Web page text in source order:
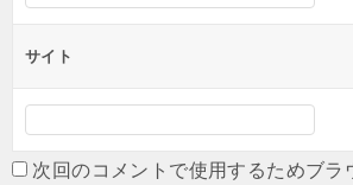
サイト
次回のコメントで使用するためブラ